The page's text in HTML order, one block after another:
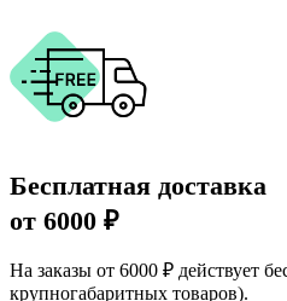
Бесплатная доставка
от 6000 ₽
На заказы от 6000 ₽ действует
крупногабаритных товаров).